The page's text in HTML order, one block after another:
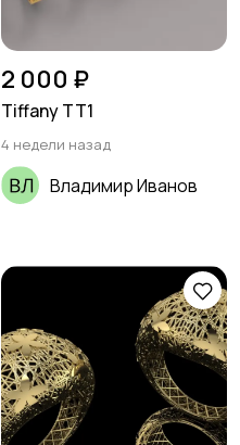
2 000 ₽
Tiffany TT1
4 недели назад
Владимир Иванов